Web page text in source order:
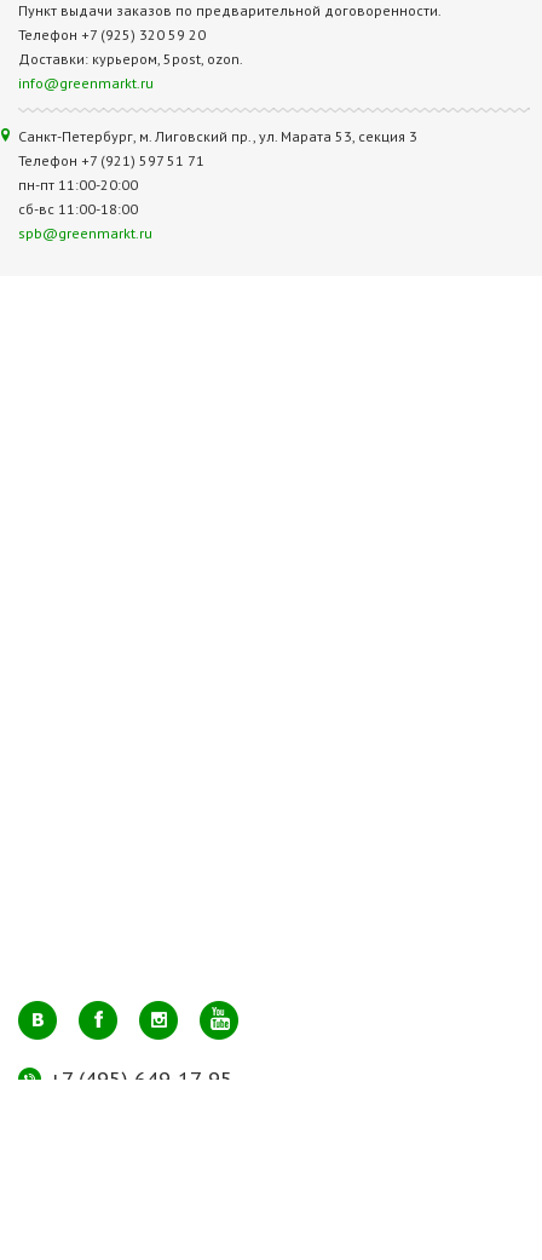
Пункт выдачи заказов по предварительной договоренности.
Телефон +7 (925) 320 59 20
Доставки: курьером, 5post, ozon.
info@greenmarkt.ru
Санкт-Петербург, м. Лиговский пр., ул. Марата 53, секция 3
Телефон +7 (921) 597 51 71
пн-пт 11:00-20:00
сб-вс 11:00-18:00
spb@greenmarkt.ru
+7 (495) 649-17-95